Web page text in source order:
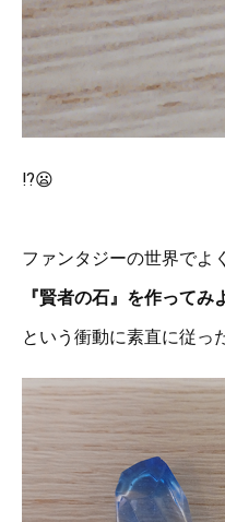
⁉️😦
ファンタジーの世界でよ
『賢者の石』を作ってみ
という衝動に素直に従っ